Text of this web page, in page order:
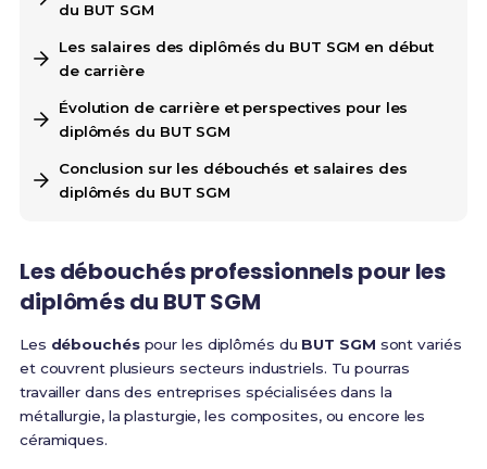
du BUT SGM
Les salaires des diplômés du BUT SGM en début
de carrière
Évolution de carrière et perspectives pour les
diplômés du BUT SGM
Conclusion sur les débouchés et salaires des
diplômés du BUT SGM
Les débouchés professionnels pour les
diplômés du BUT SGM
Les débouchéspour les diplômés du BUT SGM sont variés
et couvrent plusieurs secteurs industriels. Tu pourras
travailler dans des entreprises spécialisées dans la
métallurgie, la plasturgie, les composites, ou encore les
céramiques.